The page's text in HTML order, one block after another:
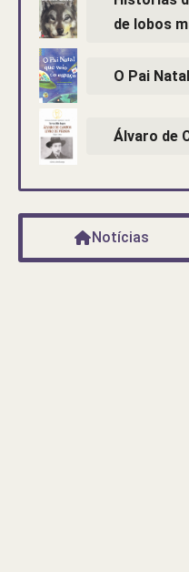
de lobos
O Pai
Álvaro de
Notícias